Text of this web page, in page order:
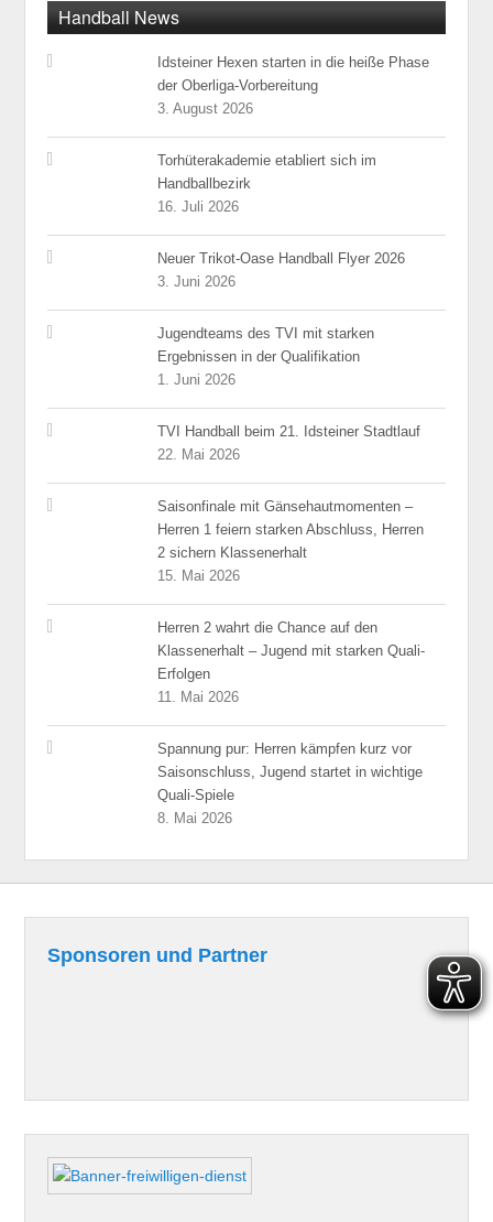
Handball News
Idsteiner Hexen starten in die heiße Phase
der Oberliga-Vorbereitung
3. August 2026
Torhüterakademie etabliert sich im
Handballbezirk
16. Juli 2026
Neuer Trikot-Oase Handball Flyer 2026
3. Juni 2026
Jugendteams des TVI mit starken
Ergebnissen in der Qualifikation
1. Juni 2026
TVI Handball beim 21. Idsteiner Stadtlauf
22. Mai 2026
Saisonfinale mit Gänsehautmomenten –
Herren 1 feiern starken Abschluss, Herren
2 sichern Klassenerhalt
15. Mai 2026
Herren 2 wahrt die Chance auf den
Klassenerhalt – Jugend mit starken Quali-
Erfolgen
11. Mai 2026
Spannung pur: Herren kämpfen kurz vor
Saisonschluss, Jugend startet in wichtige
Quali-Spiele
8. Mai 2026
Sponsoren und Partner